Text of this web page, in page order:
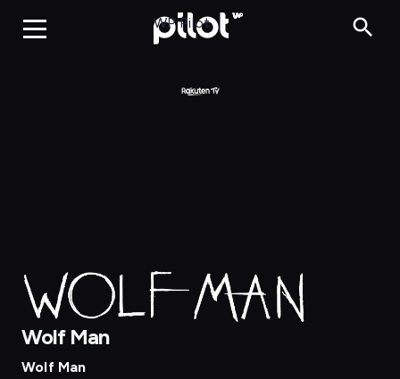
Wolf Man
WP Pilot
Wolf Man
Wolf Man